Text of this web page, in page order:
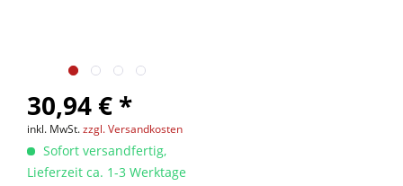
30,94 € *
inkl. MwSt.zzgl. Versandkosten
Sofort versandfertig,
Lieferzeit ca. 1-3 Werktage